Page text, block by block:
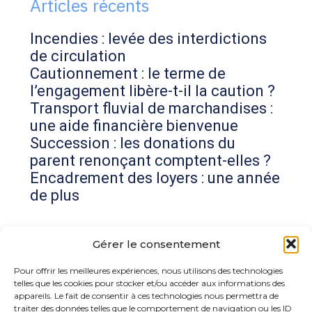
Gérer le consentement
Pour offrir les meilleures expériences, nous utilisons des technologies
telles que les cookies pour stocker et/ou accéder aux informations des
appareils. Le fait de consentir à ces technologies nous permettra de
traiter des données telles que le comportement de navigation ou les ID
Articles récents
Incendies : levée des interdictions
de circulation
Cautionnement : le terme de
l’engagement libère-t-il la caution ?
Transport fluvial de marchandises :
une aide financière bienvenue
Succession : les donations du
parent renonçant comptent-elles ?
Encadrement des loyers : une année
de plus
Commentaires récents
Aucun commentaire à afficher.